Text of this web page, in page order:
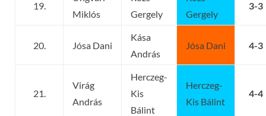
19.
Miklós
Gergely
Gergely
3-3
20. Jósa Dani
Kása
András
Jósa Dani 4-3
21.
Virág
András
Herczeg-
Kis
Bálint
Herczeg-
Kis Bálint
4-4